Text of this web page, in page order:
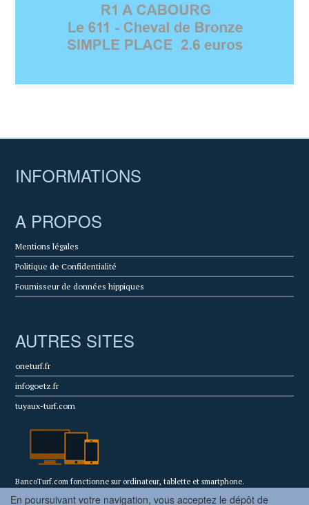
INFORMATIONS
A PROPOS
Mentions légales
Politique de Confidentialité
Fournisseur de données hippiques
AUTRES SITES
oneturf.fr
infogoetz.fr
tuyaux-turf.com
BancoTurf.com fonctionne sur ordinateur, tablette et smartphone.
En poursuivant votre navigation, vous acceptez le dépôt de